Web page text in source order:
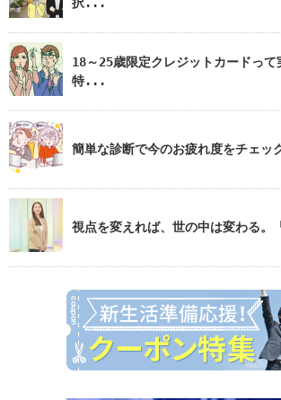
択...
18～25歳限定クレジットカードって
特...
簡単な診断で今のお疲れ度をチェッ
視点を変えれば、世の中は変わる